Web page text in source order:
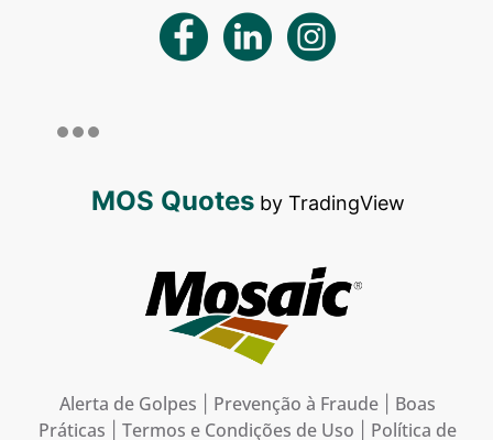
MOS Quotesby TradingView
Alerta de Golpes Prevenção à Fraude
Boas
Práticas
Termos e Condições de Uso Política de